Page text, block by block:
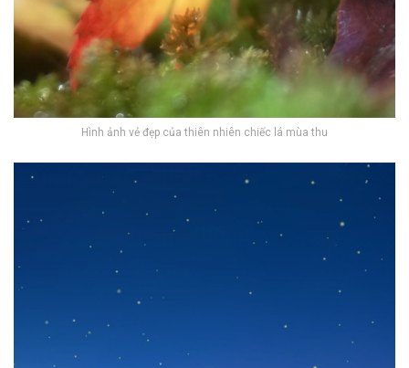
Hình ảnh vẻ đẹp của thiên nhiên chiếc lá mùa thu